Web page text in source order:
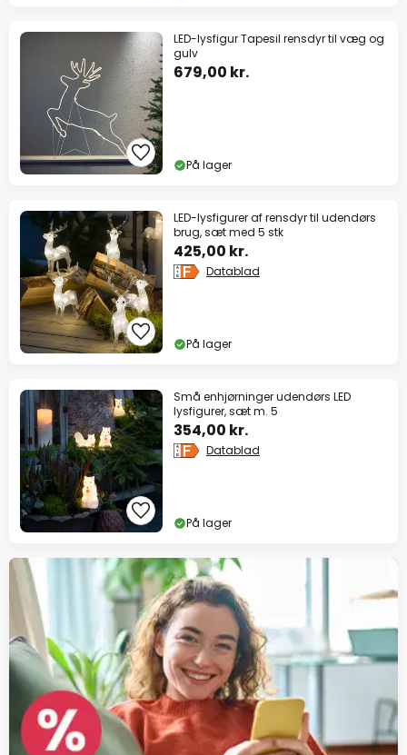
LED-lysfigur Tapesil rensdyr til væg og
gulv
679,00 kr.
På lager
LED-lysfigurer af rensdyr til udendørs
brug, sæt med 5 stk
425,00 kr.
Datablad
På lager
Små enhjørninger udendørs LED
lysfigurer, sæt m. 5
354,00 kr.
Datablad
På lager